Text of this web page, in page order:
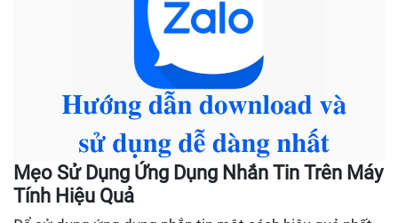
Mẹo Sử Dụng Ứng Dụng Nhắn Tin Trên Máy
Tính Hiệu Quả